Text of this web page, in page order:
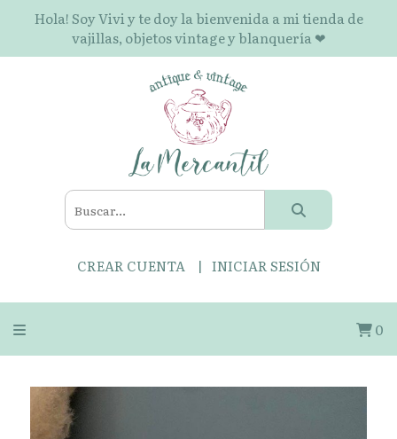
Hola! Soy Vivi y te doy la bienvenida a mi tienda de
vajillas, objetos vintage y blanquería ❤
CREAR CUENTA INICIAR SESIÓN
0